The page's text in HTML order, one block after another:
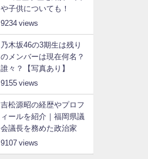
や子供についても！
9234
乃木坂46の3期生は残り
のメンバーは現在何名？
誰々？【写真あり】
9155
吉松源昭の経歴やプロフ
ィールを紹介｜福岡県議
会議長を務めた政治家
9107